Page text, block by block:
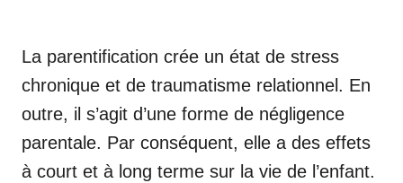
La parentification crée un état de stress
chronique et de traumatisme relationnel. En
outre, il s’agit d’une forme de négligence
parentale. Par conséquent, elle a des effets
à court et à long terme sur la vie de l’enfant.